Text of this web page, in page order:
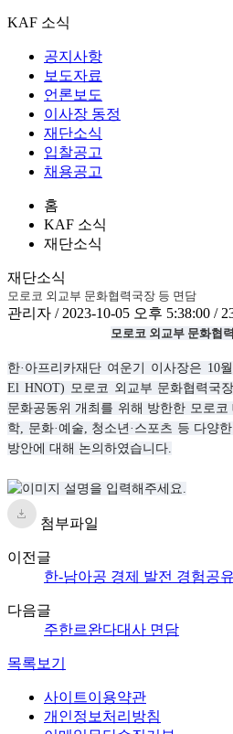
KAF 소식
공지사항
보도자료
언론보도
이사장 동정
재단소식
입찰공고
채용공고
홈
KAF 소식
재단소식
재단소식
모로코 외교부 문화협력국장 등 면담
관리자 / 2023-10-05 오후 5:38:00 /
모로코 외교부 문화협
한·아프리카재단 여운기 이사장은 10
El HNOT) 모로코 외교부 문화협력국
문화공동위 개최를 위해 방한한 모로
학, 문화·예술, 청소년·스포츠 등 다양
방안에 대해 논의하였습니다.
첨부파일
이전글
한-남아공 경제 발전 경험공
다음글
주한르완다대사 면담
목록보기
사이트이용약관
개인정보처리방침